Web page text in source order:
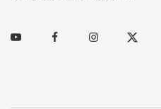
Youtube FacebookInstagramTwitter